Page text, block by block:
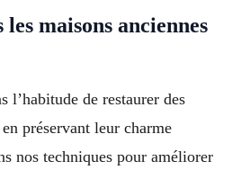
les maisons anciennes
l’habitude de restaurer des
préservant leur charme
nos techniques pour améliorer